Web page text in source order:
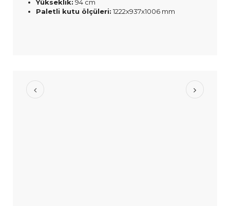
Yükseklik: 94 cm
Paletli kutu ölçüleri: 1222x937x1006 mm